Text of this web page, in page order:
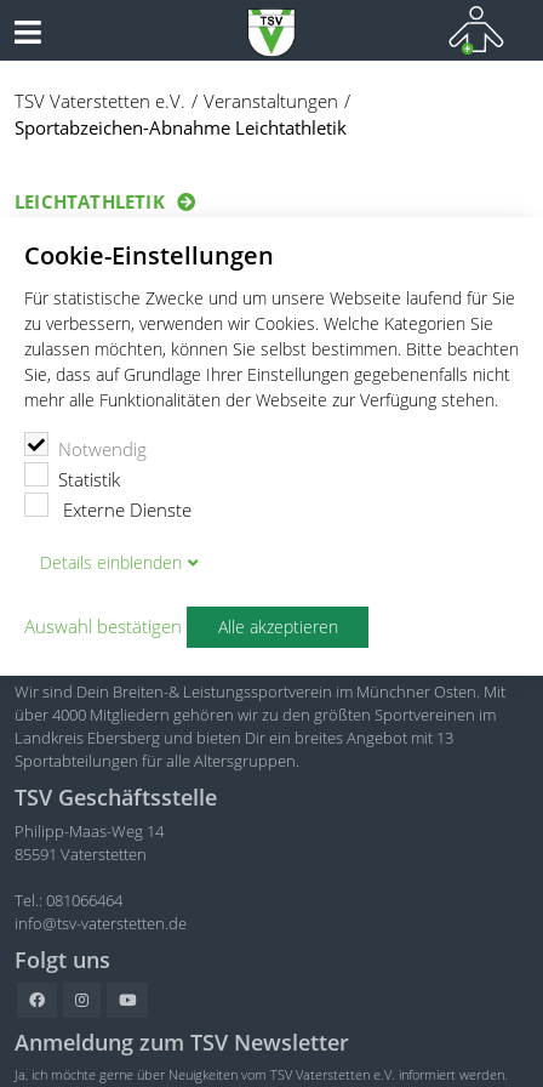
Cookie-Einstellungen
Für statistische Zwecke und um unsere Webseite laufend für Sie
zu verbessern, verwenden wir Cookies. Welche Kategorien Sie
zulassen möchten, können Sie selbst bestimmen. Bitte beachten
Sie, dass auf Grundlage Ihrer Einstellungen gegebenenfalls nicht
mehr alle Funktionalitäten der Webseite zur Verfügung stehen.
Notwendig
Statistik
Externe Dienste
Details einblenden
Auswahl bestätigen Alle akzeptieren
TSV Vaterstetten e.V.
Veranstaltungen
Sportabzeichen-Abnahme Leichtathletik
LEICHTATHLETIK
Leichtathletik
Datum:
22.06.2023 18:00 - 21:00
Ort: Sportstadion Vaterstetten
Links
Terminübersicht
TSV Vaterstetten e.V
Wir sind Dein Breiten-& Leistungssportverein im Münchner Osten. Mit
über 4000 Mitgliedern gehören wir zu den größten Sportvereinen im
Landkreis Ebersberg und bieten Dir ein breites Angebot mit 13
Sportabteilungen für alle Altersgruppen.
TSV Geschäftsstelle
Philipp-Maas-Weg 14
85591 Vaterstetten
Tel.: 081066464
info@tsv-vaterstetten.de
Folgt uns
Anmeldung zum TSV Newsletter
Ja, ich möchte gerne über Neuigkeiten vom TSV Vaterstetten e.V. informiert werden.